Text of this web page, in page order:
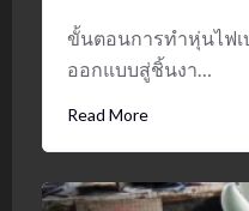
ขั้นตอนการทำหุ่นไฟเ
ออกแบบสู่ชิ้นงา…
Read More